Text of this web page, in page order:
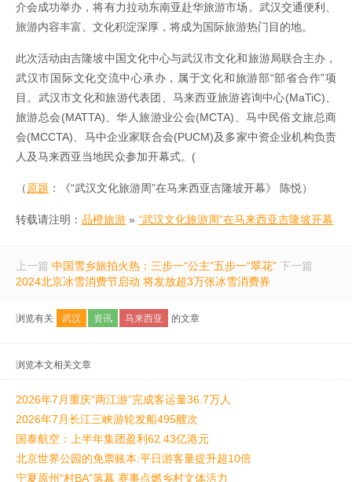
介会成功举办，将有力拉动东南亚赴华旅游市场。武汉交通便利、
旅游内容丰富、文化积淀深厚，将成为国际旅游热门目的地。
此次活动由吉隆坡中国文化中心与武汉市文化和旅游局联合主办，
武汉市国际文化交流中心承办，属于文化和旅游部“部省合作”项
目。武汉市文化和旅游代表团、马来西亚旅游咨询中心(MaTiC)、
旅游总会(MATTA)、华人旅游业公会(MCTA)、马中民俗文旅总商
会(MCCTA)、马中企业家联合会(PUCM)及多家中资企业机构负责
人及马来西亚当地民众参加开幕式。(
（原题 ：《“武汉文化旅游周”在马来西亚吉隆坡开幕》 陈悦）
转载请注明： 品橙旅游 » “武汉文化旅游周”在马来西亚吉隆坡开幕
上一篇 中国雪乡旅拍火热：三步一“公主”五步一“翠花” 下一篇
2024北京冰雪消费节启动 将发放超3万张冰雪消费券
浏览有关 武汉 资讯 马来西亚 的文章
浏览本文相关文章
2026年7月重庆“两江游”完成客运量36.7万人
2026年7月长江三峡游轮发船495艘次
国泰航空：上半年集团盈利62.43亿港元
北京世界公园的免票账本:平日游客量提升超10倍
宁夏原州“村BA”落幕 赛事点燃乡村文体活力